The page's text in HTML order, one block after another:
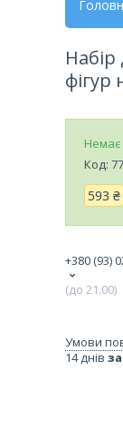
фігур
Немає
Код:
593 ₴
+380 (93)
(до 21.00)
14 днів